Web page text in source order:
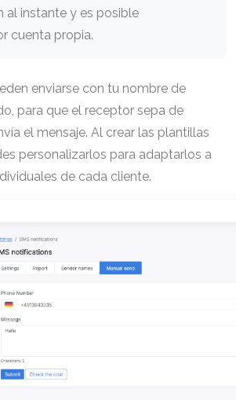
al instante y es posible
cuenta propia.
enviarse con tu nombre de
para que el receptor sepa de
el mensaje. Al crear las plantillas
personalizarlos para adaptarlos a
de cada cliente.